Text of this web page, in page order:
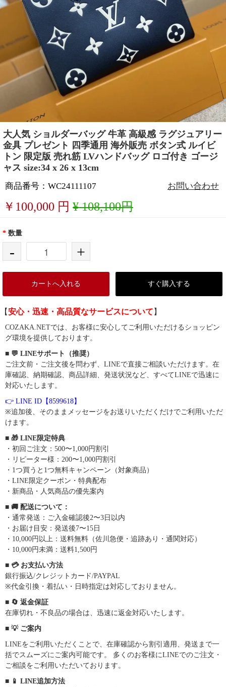
大人気 ショルダーバッグ 牛革 高級感 ラグジュアリー
金具 プレゼント 四季通用 海外販売 ボタン式 ルイビ
トン 限定版 売れ筋 LVハンドバッグ ロゴ付き ゴージ
ャス size:34 x 26 x 13cm
商品番号：WC24111107 お問い合わせ
￥ 100,000 円 ¥ 108,100円
* 数量
- +
カートへ入れる すぐ購入する
【安心・迅速・高品質なサービスについて 】
COZAKA.NETでは、お客様に安心してご利用いただけるショッピン
グ環境を提供しております。
■ 💬 LINEサポート（推奨）
ご注文前・ご注文後を問わず、LINEで直接ご相談いただけます。在
庫確認、納期確認、商品詳細、発送状況など、すべてLINEで迅速に
対応いたします。
👉 LINE ID【8599618】
※追加後、そのままメッセージをお送りいただくだけでご利用いただ
けます。
■ 🎁 LINE限定特典
・初回ご注文：500〜1,000円割引
・リピーター様：200〜1,000円割引
・1つ買うと1つ無料キャンペーン（対象商品）
・LINE限定クーポン・特典配布
・新商品・人気商品の優先案内
■ 🚚 配送について：
・通常発送：ご入金確認後2〜3日以内
・お届け目安：発送後7〜15日
・10,000円以上：送料無料（佐川急便・追跡あり・通関対応）
・10,000円未満：送料1,500円
■ 💳 お支払い方法
銀行振込/クレジットカード/PAYPAL
※代金引換・着払い・日時指定は対応しておりません。
■ 🔄 返金保証
在庫切れ・不良品の場合は、迅速に返金対応いたします。
■ 💡 ご案内
LINEをご利用いただくことで、在庫確認から割引適用、発送まで一
括でスムーズにご案内可能です。 多くのお客様にLINEでのご注文・
ご相談をご利用いただいております。
■ 📱 LINE追加方法